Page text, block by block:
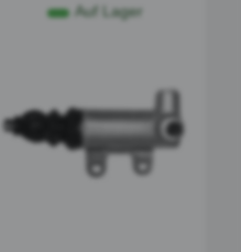
Auf Lager